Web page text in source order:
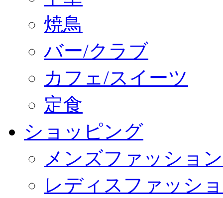
焼鳥
バー/クラブ
カフェ/スイーツ
定食
ショッピング
メンズファッション
レディスファッシ